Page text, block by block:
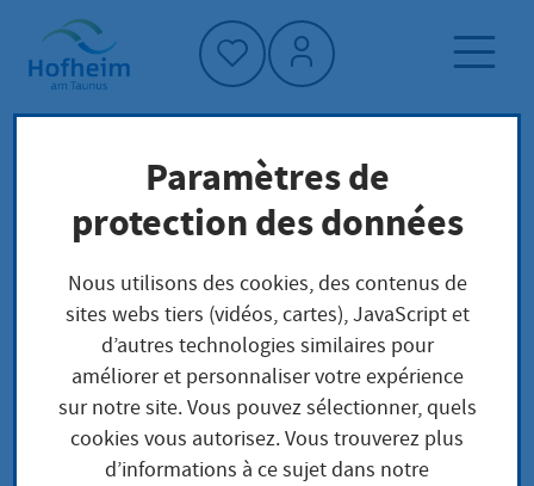
Accueil"
Page d'accueil Économie
Centre d'innovation, hiz
Centre d'innovation,
hiz
Paramètres de
protection des données
Nous utilisons des cookies, des contenus de
sites webs tiers (vidéos, cartes), JavaScript et
d’autres technologies similaires pour
améliorer et personnaliser votre expérience
sur notre site. Vous pouvez sélectionner, quels
cookies vous autorisez. Vous trouverez plus
d’informations à ce sujet dans notre